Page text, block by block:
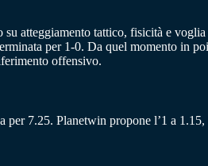
atteggiamento tattico, fisicità e
per 1-0. Da quel momento in
offensivo.
7.25. Planetwin propone l’1 a